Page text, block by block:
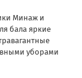
Минаж и
бала яркие
уборами